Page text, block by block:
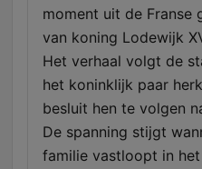
moment uit de Franse
van koning Lodewijk
Het verhaal volgt de
het koninklijk paar
besluit hen te volgen
De spanning stijgt
familie vastloopt in